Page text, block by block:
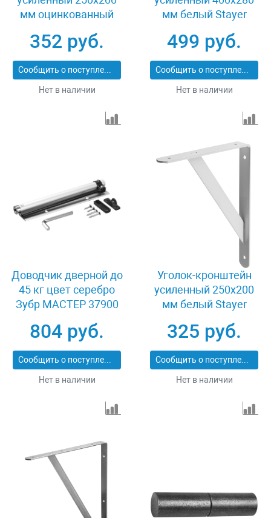
мм оцинкованный
352 руб.
Сообщить о поступлении
Нет в наличии
мм белый Stayer
499 руб.
Сообщить о поступлении
Нет в наличии
Доводчик дверной до
45 кг цвет серебро
Зубр МАСТЕР 37900
804 руб.
Сообщить о поступлении
Нет в наличии
Уголок-кронштейн
усиленный 250х200
мм белый Stayer
325 руб.
Сообщить о поступлении
Нет в наличии